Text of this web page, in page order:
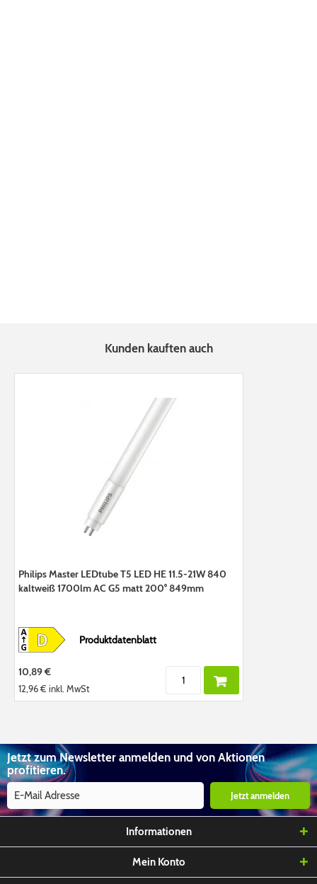
Kunden kauften auch
Philips Master LEDtube T5 LED HE 11.5-21W 840
kaltweiß 1700lm AC G5 matt 200° 849mm
Produktdatenblatt
10,89 €
12,96 € inkl. MwSt
Jetzt zum Newsletter anmelden und von Aktionen
profitieren.
Jetzt anmelden
Informationen
Mein Konto